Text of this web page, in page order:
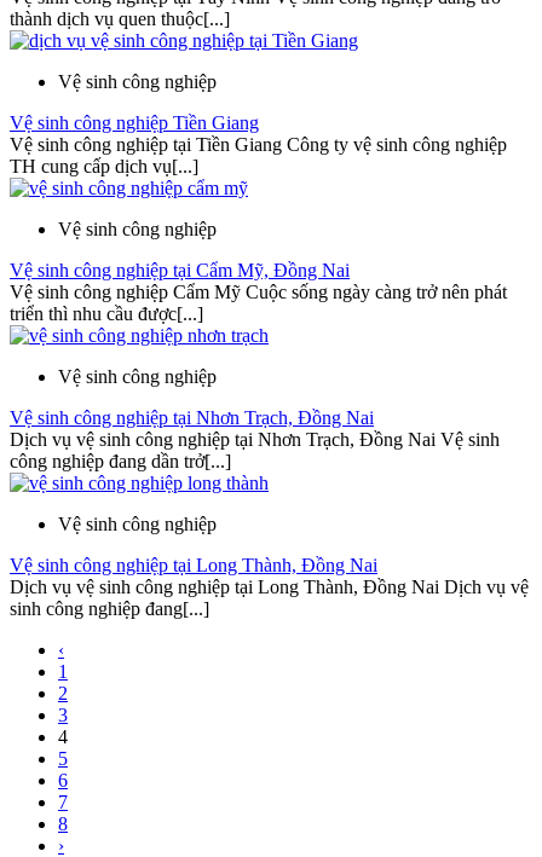
thành dịch vụ quen thuộc[...]
Vệ sinh công nghiệp
Vệ sinh công nghiệp Tiền Giang
Vệ sinh công nghiệp tại Tiền Giang Công ty vệ sinh công nghiệp
TH cung cấp dịch vụ[...]
Vệ sinh công nghiệp
Vệ sinh công nghiệp tại Cẩm Mỹ, Đồng Nai
Vệ sinh công nghiệp Cẩm Mỹ Cuộc sống ngày càng trở nên phát
triển thì nhu cầu được[...]
Vệ sinh công nghiệp
Vệ sinh công nghiệp tại Nhơn Trạch, Đồng Nai
Dịch vụ vệ sinh công nghiệp tại Nhơn Trạch, Đồng Nai Vệ sinh
công nghiệp đang dần trở[...]
Vệ sinh công nghiệp
Vệ sinh công nghiệp tại Long Thành, Đồng Nai
Dịch vụ vệ sinh công nghiệp tại Long Thành, Đồng Nai Dịch vụ vệ
sinh công nghiệp đang[...]
‹
1
2
3
4
5
6
7
8
›